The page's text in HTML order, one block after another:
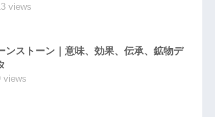
views
ンストーン｜意味、効果、伝承、鉱物デ
views